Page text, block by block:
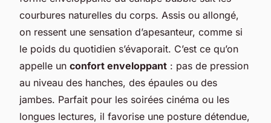
courbures naturelles du corps. Assis ou allongé,
on ressent une sensation d’apesanteur, comme si
le poids du quotidien s’évaporait. C’est ce qu’on
appelle un confort enveloppant : pas de pression
au niveau des hanches, des épaules ou des
jambes. Parfait pour les soirées cinéma ou les
longues lectures, il favorise une posture détendue,